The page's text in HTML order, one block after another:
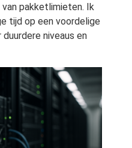
pakketlimieten. Ik
tijd op een voordelige
niveaus en